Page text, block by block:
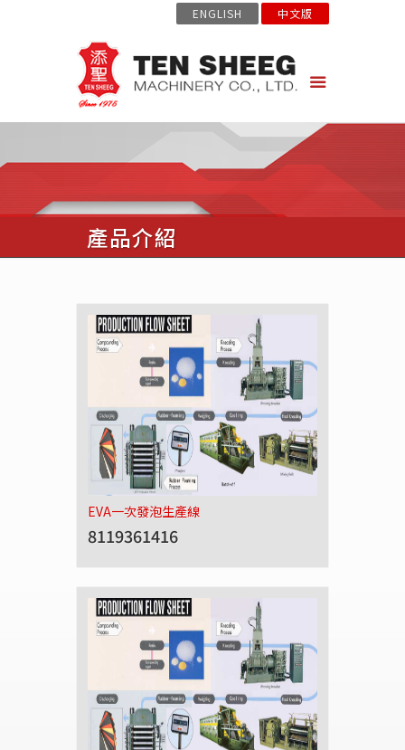
ENGLISH 中文版
產品介紹
EVA一次發泡生產線
8119361416